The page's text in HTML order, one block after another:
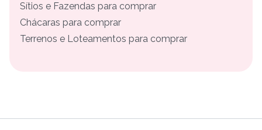
Sítios e Fazendas para comprar
Chácaras para comprar
Terrenos e Loteamentos para comprar